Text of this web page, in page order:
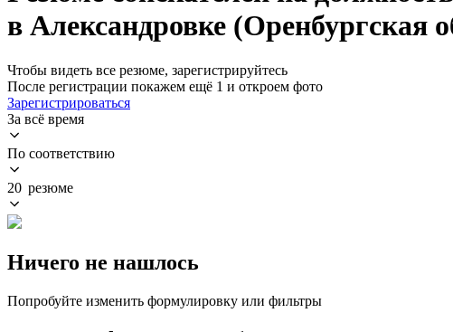
в Александровке (Оренбургская
Чтобы видеть все резюме, зарегистрируйтесь
После регистрации покажем ещё 1 и откроем фото
Зарегистрироваться
За всё время
По соответствию
20 резюме
Ничего не нашлось
Попробуйте изменить формулировку или фильтры